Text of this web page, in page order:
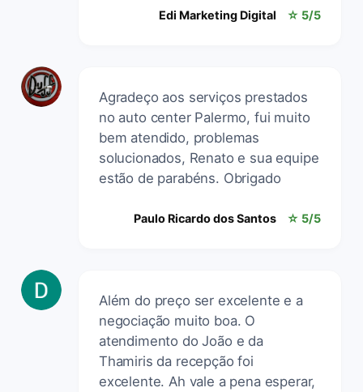
Edi Marketing Digital ☆ 5/5
Agradeço aos serviços prestados
no auto center Palermo, fui muito
bem atendido, problemas
solucionados, Renato e sua equipe
estão de parabéns. Obrigado
Paulo Ricardo dos Santos ☆ 5/5
Além do preço ser excelente e a
negociação muito boa. O
atendimento do João e da
Thamiris da recepção foi
excelente. Ah vale a pena esperar,